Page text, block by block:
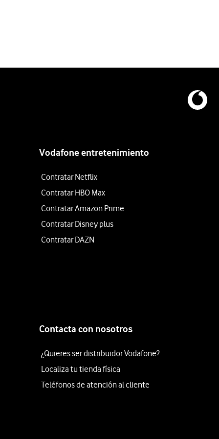
Vodafone entretenimiento
Contratar Netflix
Contratar HBO Max
Contratar Amazon Prime
Contratar Disney plus
Contratar DAZN
Contacta con nosotros
¿Quieres ser distribuidor Vodafone?
Localiza tu tienda física
Teléfonos de atención al cliente